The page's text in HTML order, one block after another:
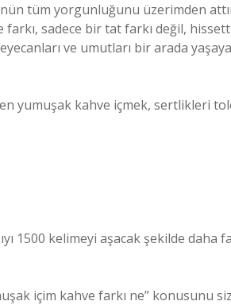
tüm yorgunluğunu üzerimden
sadece bir tat farkı değil,
ve umutları bir arada
yumuşak kahve içmek, sertlikleri
1500 kelimeyi aşacak şekilde
içim kahve farkı ne” konusunu